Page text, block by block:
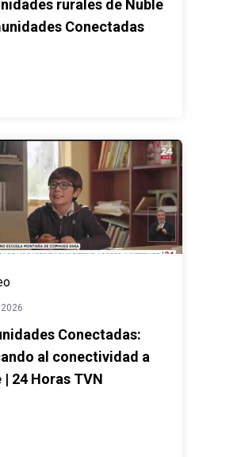
rurales de Ñuble
Conectadas
Conectadas:
al conectividad a
| 24 Horas TVN